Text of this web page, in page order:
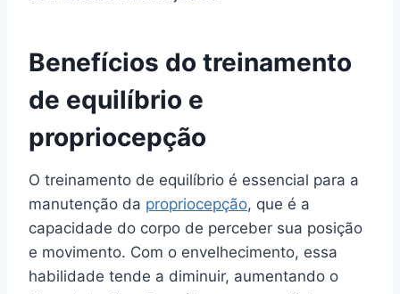
Benefícios do treinamento
de equilíbrio e
propriocepção
O treinamento de equilíbrio é essencial para a
manutenção da propriocepção, que é a
capacidade do corpo de perceber sua posição
e movimento. Com o envelhecimento, essa
habilidade tende a diminuir, aumentando o